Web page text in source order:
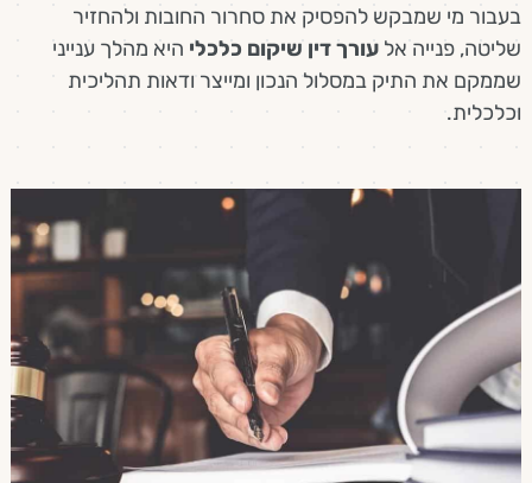
בעבור מי שמבקש להפסיק את סחרור החובות ולהחזיר
שליטה, פנייה אל עורך דין שיקום כלכלי היא מהלך ענייני
שממקם את התיק במסלול הנכון ומייצר ודאות תהליכית
וכלכלית.